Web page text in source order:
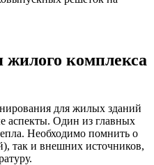
комплекса
для жилых зданий
аспекты. Один из главных
Необходимо помнить о
так и внешних источников,